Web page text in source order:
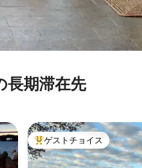
長期滞在先
大好評のゲストチョイスで
ゲストチョイス